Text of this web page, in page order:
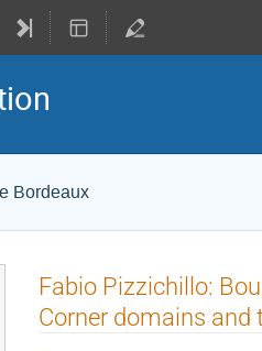
Bordeaux
Fabio Pizzichillo:
Corner domains